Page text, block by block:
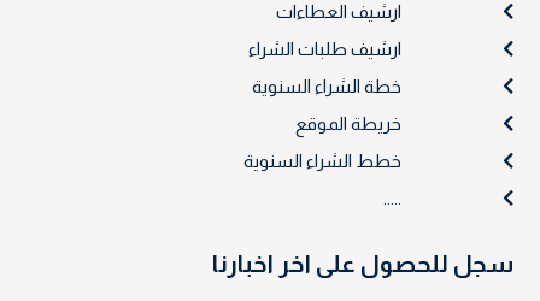
ارشيف العطاءات
ارشيف طلبات الشراء
خطة الشراء السنوية
خريطة الموقع
خطط الشراء السنوية
سجل للحصول على اخر اخبارنا